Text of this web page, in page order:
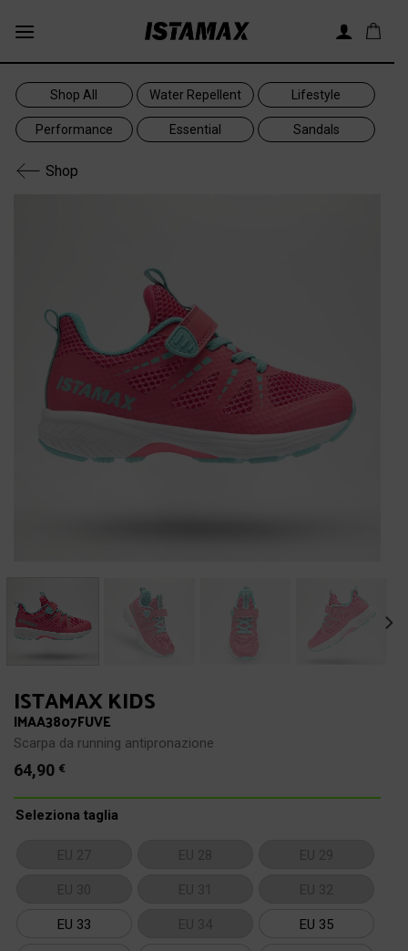
Shop All Water Repellent Lifestyle
Performance Essential Sandals
Shop
ISTAMAX KIDS
IMAA3807FUVE
Scarpa da running antipronazione
64,90 €
Seleziona taglia
EU 33 EU 35